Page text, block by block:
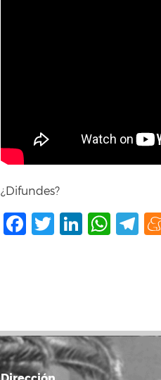
¿Difundes?
Facebook
Twitter